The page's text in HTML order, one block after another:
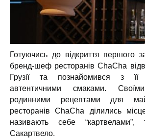
Готуючись до відкриття першого
бренд-шеф ресторанів ChaCha
Грузії та познайомився з її
автентичними смаками.
родинними рецептами для
ресторанів ChaCha ділились
називають себе “картвелами”,
Сакартвело.